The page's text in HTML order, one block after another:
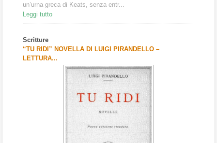
un’urna greca di Keats, senza entr...
Leggi tutto
Scritture
“TU RIDI” NOVELLA DI LUIGI PIRANDELLO –
LETTURA...